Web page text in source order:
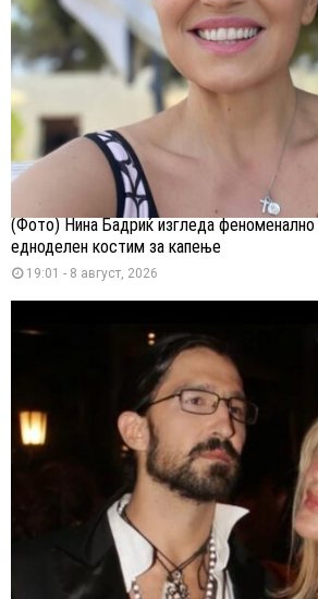
(Фото) Нина Бадриќ изгледа
едноделен костим за капење
19:01 - 8 август, 2026